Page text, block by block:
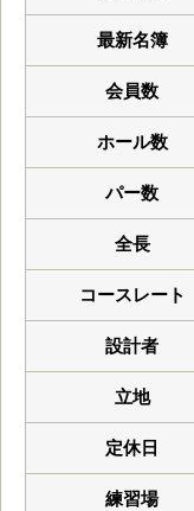
最新名簿
会員数
ホール数
パー数
全長
コースレート
設計者
立地
定休日
練習場